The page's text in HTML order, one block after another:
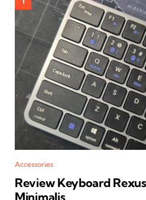
Accessories
Review Keyboard
Minimalis